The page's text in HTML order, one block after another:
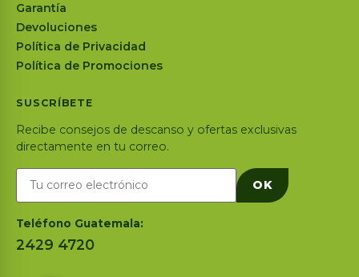
Garantía
Devoluciones
Política de Privacidad
Política de Promociones
SUSCRÍBETE
Recibe consejos de descanso y ofertas exclusivas
directamente en tu correo.
OK
Teléfono Guatemala:
2429 4720